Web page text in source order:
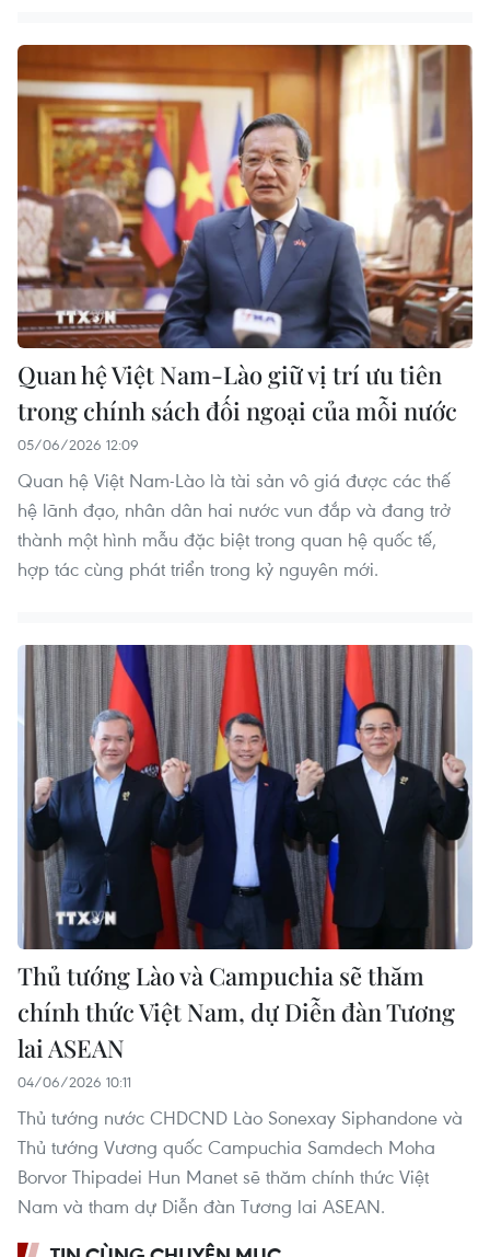
Quan hệ Việt Nam-Lào giữ vị trí ưu tiên
trong chính sách đối ngoại của mỗi nước
05/06/2026 12:09
Quan hệ Việt Nam-Lào là tài sản vô giá được các thế
hệ lãnh đạo, nhân dân hai nước vun đắp và đang trở
thành một hình mẫu đặc biệt trong quan hệ quốc tế,
hợp tác cùng phát triển trong kỷ nguyên mới.
Thủ tướng Lào và Campuchia sẽ thăm
chính thức Việt Nam, dự Diễn đàn Tương
lai ASEAN
04/06/2026 10:11
Thủ tướng nước CHDCND Lào Sonexay Siphandone và
Thủ tướng Vương quốc Campuchia Samdech Moha
Borvor Thipadei Hun Manet sẽ thăm chính thức Việt
Nam và tham dự Diễn đàn Tương lai ASEAN.